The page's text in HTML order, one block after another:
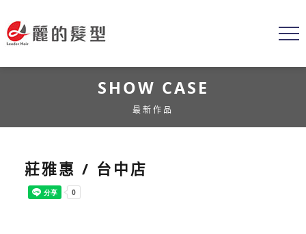
SHOW CASE
最新作品
莊雅惠 / 台中店